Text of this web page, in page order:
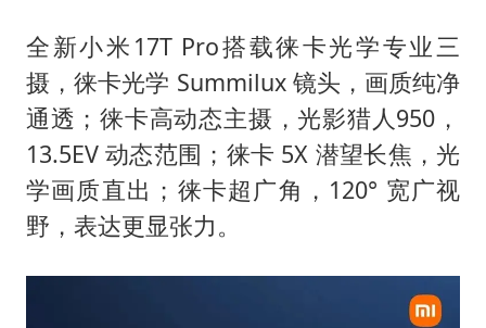
全新小米17T Pro搭载徕卡光学专业三
摄，徕卡光学 Summilux 镜头，画质纯净
通透；徕卡高动态主摄，光影猎人950，
13.5EV 动态范围；徕卡 5X 潜望长焦，光
学画质直出；徕卡超广角，120° 宽广视
野，表达更显张力。